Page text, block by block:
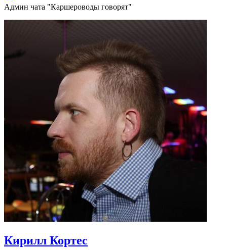
Админ чата "Каршероводы говорят"
Кирилл Кортес